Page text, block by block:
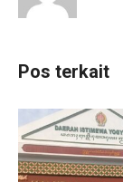
Pos terkait